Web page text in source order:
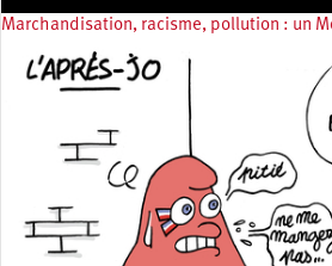
Marchandisation, racisme, pollution : un